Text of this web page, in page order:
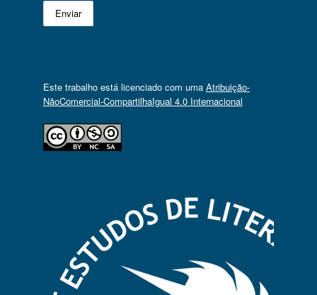
Este trabalho está licenciado com uma Atribuição-
NãoComercial-CompartilhaIgual 4.0 Internacional